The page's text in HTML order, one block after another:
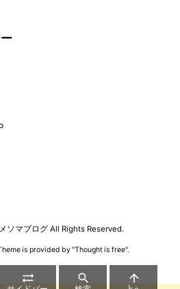
メソマブログ All Rights Reserved.
is provided by "Thought is free".
  